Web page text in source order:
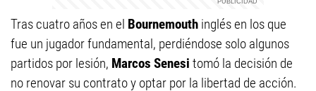
Tras cuatro años en el Bournemouth inglés en los que
fue un jugador fundamental, perdiéndose solo algunos
partidos por lesión, Marcos Senesi tomó la decisión de
no renovar su contrato y optar por la libertad de acción.